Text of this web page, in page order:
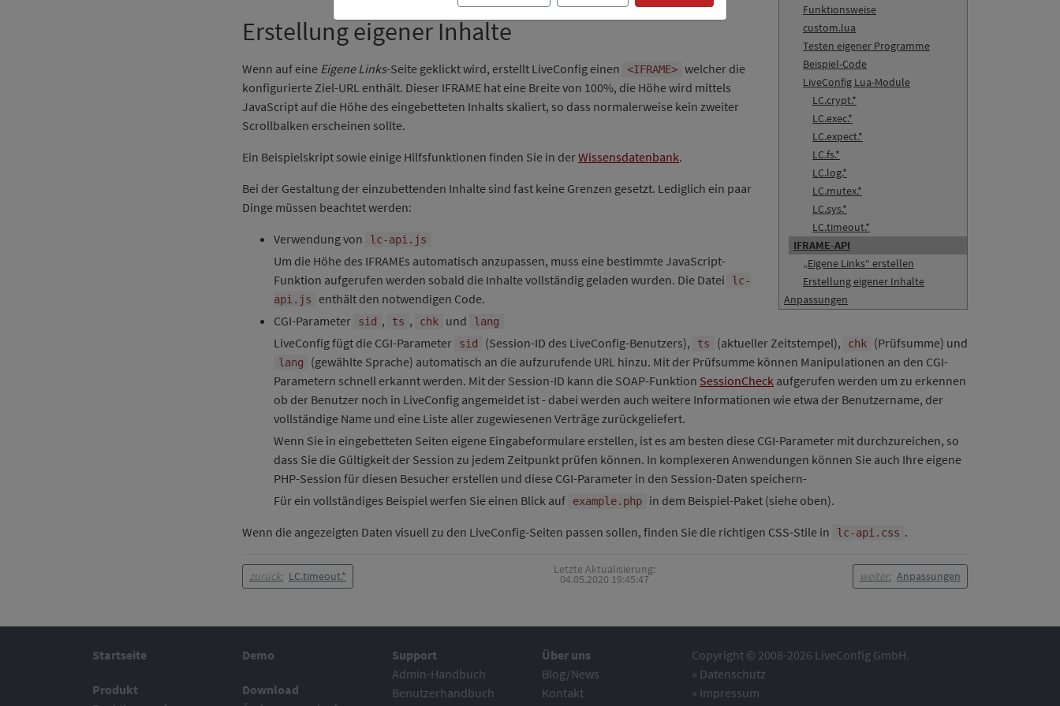
Funktionsweise
custom.lua
Testen eigener Programme
Beispiel-Code
LiveConfig Lua-Module
LC.crypt.*
LC.exec.*
LC.expect.*
LC.fs.*
LC.log.*
LC.mutex.*
LC.sys.*
LC.timeout.*
IFRAME-API
„Eigene Links“ erstellen
Erstellung eigener Inhalte
Anpassungen
Erstellung eigener Inhalte
Wenn auf eine Eigene Links-Seite geklickt wird, erstellt LiveConfig einen <IFRAME> welcher die
konfigurierte Ziel-URL enthält. Dieser IFRAME hat eine Breite von 100%, die Höhe wird mittels
JavaScript auf die Höhe des eingebetteten Inhalts skaliert, so dass normalerweise kein zweiter
Scrollbalken erscheinen sollte.
Ein Beispielskript sowie einige Hilfsfunktionen finden Sie in derWissensdatenbank.
Bei der Gestaltung der einzubettenden Inhalte sind fast keine Grenzen gesetzt. Lediglich ein paar
Dinge müssen beachtet werden:
Verwendung von
lc-api.js
Um die Höhe des IFRAMEs automatisch anzupassen, muss eine bestimmte JavaScript-
Funktion aufgerufen werden sobald die Inhalte vollständig geladen wurden. Die Datei
lc-
api.js
enthält den notwendigen Code.
CGI-Parameter
sid , ts , chk und lang
LiveConfig fügt die CGI-Parameter sid (Session-ID des LiveConfig-Benutzers), ts (aktueller Zeitstempel), chk (Prüfsumme) und
lang
(gewählte Sprache) automatisch an die aufzurufende URL hinzu. Mit der Prüfsumme können Manipulationen an den CGI-
Parametern schnell erkannt werden. Mit der Session-ID kann die SOAP-Funktion SessionCheck aufgerufen werden um zu erkennen
ob der Benutzer noch in LiveConfig angemeldet ist - dabei werden auch weitere Informationen wie etwa der Benutzername, der
vollständige Name und eine Liste aller zugewiesenen Verträge zurückgeliefert.
Wenn Sie in eingebetteten Seiten eigene Eingabeformulare erstellen, ist es am besten diese CGI-Parameter mit durchzureichen, so
dass Sie die Gültigkeit der Session zu jedem Zeitpunkt prüfen können. In komplexeren Anwendungen können Sie auch Ihre eigene
PHP-Session für diesen Besucher erstellen und diese CGI-Parameter in den Session-Daten speichern-
Für ein vollständiges Beispiel werfen Sie einen Blick auf
example.php
in dem Beispiel-Paket (siehe oben).
Wenn die angezeigten Daten visuell zu den LiveConfig-Seiten passen sollen, finden Sie die richtigen CSS-Stile in
lc-api.css .
zurück: LC.timeout.*
Letzte Aktualisierung:
04.05.2020 19:45:47 weiter: Anpassungen
Startseite
Produkt
Demo
Download
Support
Admin-Handbuch
Benutzerhandbuch
Über uns
Blog/News
Kontakt
Copyright © 2008-2026 LiveConfig GmbH.
» Datenschutz
» Impressum